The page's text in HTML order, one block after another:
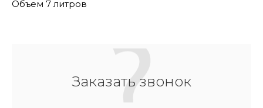
Объем 7 литров
Заказать звонок